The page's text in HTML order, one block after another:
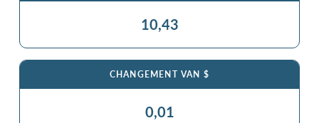
10,43
CHANGEMENT VAN $
0,01